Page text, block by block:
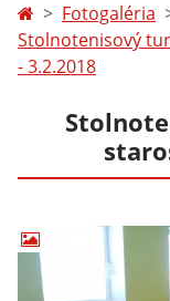
Fotogaléria
Stolnotenisový
- 3.2.2018